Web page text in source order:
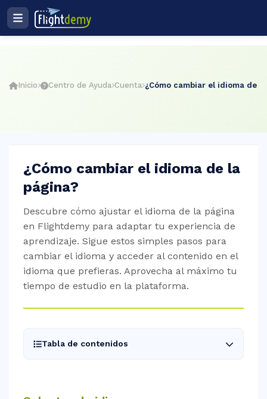
Ingresar
Inicio Centro de Ayuda Cuenta ¿Cómo cambiar el idioma de
¿Cómo cambiar el idioma de la
página?
Descubre cómo ajustar el idioma de la página
en Flightdemy para adaptar tu experiencia de
aprendizaje. Sigue estos simples pasos para
cambiar el idioma y acceder al contenido en el
idioma que prefieras. Aprovecha al máximo tu
tiempo de estudio en la plataforma.
Tabla de contenidos